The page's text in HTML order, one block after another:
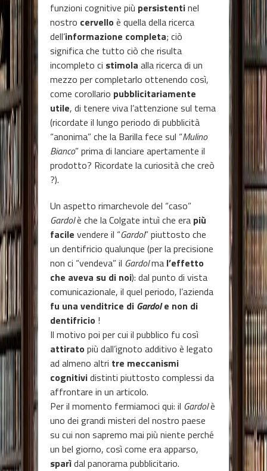
funzioni cognitive più persistentinel
nostro cervello è quella della ricerca
dell’informazione completa; ciò
significa che tutto ciò che risulta
incompleto ci stimola alla ricerca di un
mezzo per completarlo ottenendo così,
come corollario pubblicitariamente
utile, di tenere viva l’attenzione sul tema
(ricordate il lungo periodo di pubblicità
“anonima” che la Barilla fece sul “Mulino
Bianco” prima di lanciare apertamente il
prodotto? Ricordate la curiosità che creò
?).
Un aspetto rimarchevole del “caso”
Gardolè che la Colgate intuì che era più
facile vendere il “Gardol” piuttosto che
un dentifricio qualunque (per la precisione
non ci “vendeva” il Gardolma l’effetto
che aveva su di noi): dal punto di vista
comunicazionale, il quel periodo, l’azienda
fu una venditrice di Gardole non di
dentifricio !
Il motivo poi per cui il pubblico fu così
attirato più dall’ignoto additivo è legato
ad almeno altri tre meccanismi
cognitividistinti piuttosto complessi da
affrontare in un articolo.
Per il momento fermiamoci qui: il Gardolè
uno dei grandi misteri del nostro paese
su cui non sapremo mai più niente perché
un bel giorno, così come era apparso,
sparìdal panorama pubblicitario.